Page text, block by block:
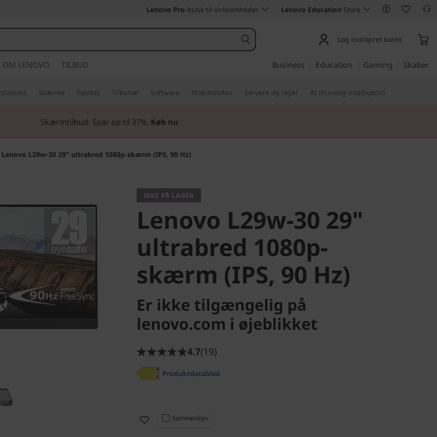
Lenovo Pro-butik til virksomheder Lenovo Education Store
Log ind/opret konto
OM LENOVO TILBUD Business Education Gaming Skaber
Skærme Tablets Tilbehør Software Mobiltelefon Servere og lager AI (Kunstig intelligens)
Skærmtilbud: Spar op til 37%. Køb nu
Lenovo L29w-30 29" ultrabred 1080p-skærm (IPS, 90 Hz)
IKKE PÅ LAGER
Lenovo L29w-30 29"
ultrabred 1080p-
skærm (IPS, 90 Hz)
Er ikke tilgængelig på
lenovo.com i øjeblikket
4.7(19)
Produktdatablad
Sammenlign